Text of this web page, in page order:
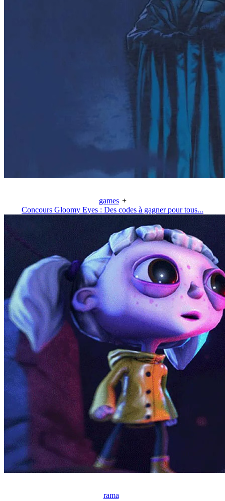
games +
Concours Gloomy Eyes : Des codes à gagner pour tous...
rama